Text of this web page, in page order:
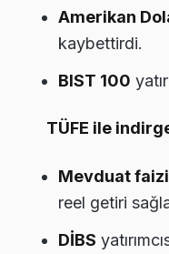
Amerikan
kaybettirdi.
BIST 100
TÜFE ile
Mevduat
reel getiri
DİBS